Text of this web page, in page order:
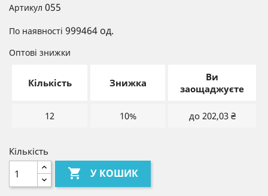
Артикул 055
По наявності 999464 од.
Оптові знижки
Кількість Знижка
Ви
заощаджуєте
12 10% до 202,03 ₴
Кількість
 У КОШИК